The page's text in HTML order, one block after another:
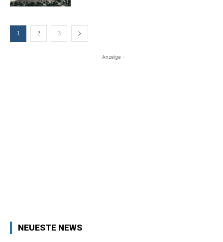
1 2 3
- Anzeige -
NEUESTE NEWS